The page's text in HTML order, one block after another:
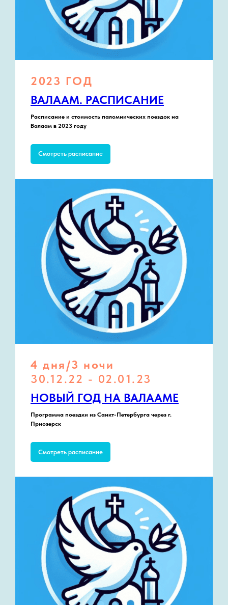
2023 ГОД
ВАЛААМ. РАСПИСАНИЕ
Расписание и стоимость паломнических поездок на
Валаам в 2023 году
Смотреть расписание
4 дня/3 ночи
30.12.22 - 02.01.23
НОВЫЙ ГОД НА ВАЛААМЕ
Программа поездки из Санкт-Петербурга через г.
Приозерск
Смотреть расписание